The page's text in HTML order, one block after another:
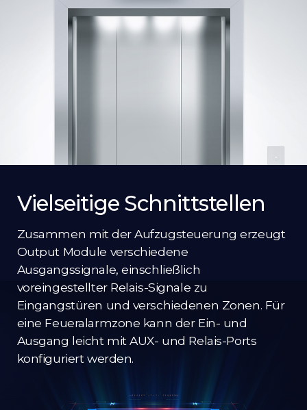
Vielseitige Schnittstellen
Zusammen mit der Aufzugsteuerung erzeugt
Output Module verschiedene
Ausgangssignale, einschließlich
voreingestellter Relais-Signale zu
Eingangstüren und verschiedenen Zonen. Für
eine Feueralarmzone kann der Ein- und
Ausgang leicht mit AUX- und Relais-Ports
konfiguriert werden.